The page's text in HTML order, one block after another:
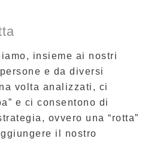
insieme ai nostri
e da diversi
volta analizzati, ci
e ci consentono di
ovvero una “rotta”
il nostro